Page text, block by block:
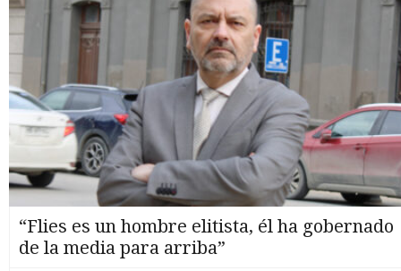
“Flies es un hombre elitista, él ha gobernado
de la media para arriba”